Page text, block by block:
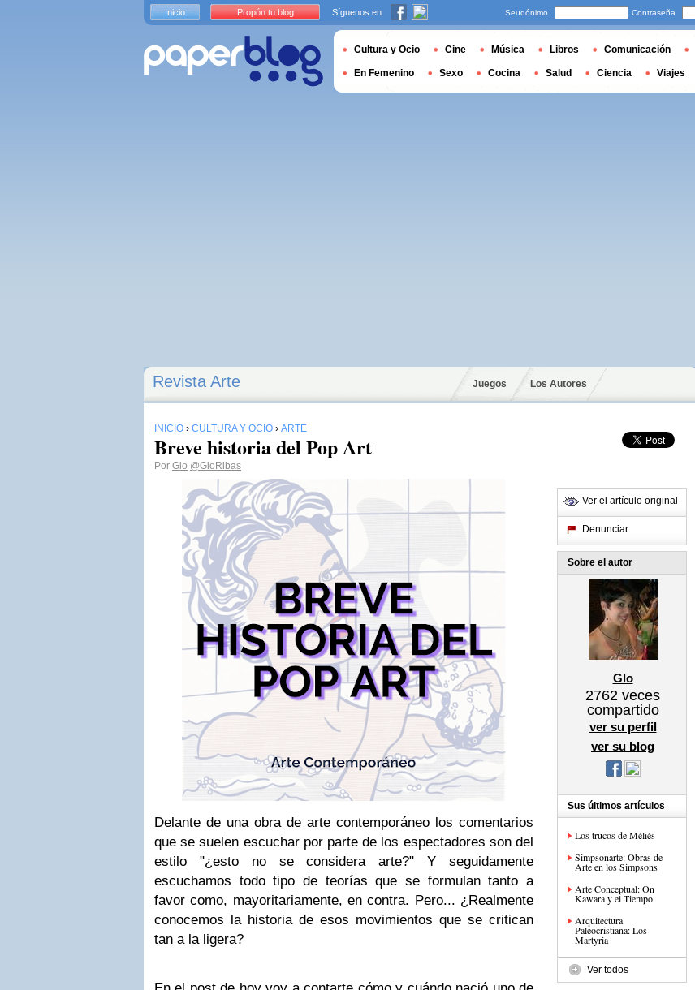
Revista Arte Juegos Los Autores
INICIO › CULTURA Y OCIO › ARTE
Breve historia del Pop Art
Por Glo @GloRibas
Delante de una obra de arte contemporáneo los comentarios
que se suelen escuchar por parte de los espectadores son del
estilo "¿esto no se considera arte?" Y seguidamente
escuchamos todo tipo de teorías que se formulan tanto a
favor como, mayoritariamente, en contra. Pero... ¿Realmente
conocemos la historia de esos movimientos que se critican
tan a la ligera?
Ver el artículo original
Denunciar
Sobre el autor
Glo
2762 veces
compartido
ver su perfil
ver su blog
Sus últimos artículos
Los trucos de Méliès
Simpsonarte: Obras de
Arte en los Simpsons
Arte Conceptual: On
Kawara y el Tiempo
Arquitectura
Paleocristiana: Los
Martyria
Ver todos
Inicio Propón tu blog Síguenos en Seudónimo Contraseña
Cultura y Ocio Cine Música Libros Comunicación
En Femenino Sexo Cocina Salud Ciencia Viajes